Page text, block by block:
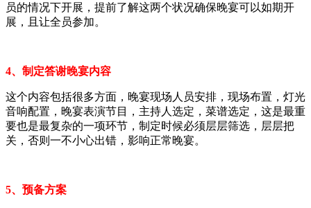
员的情况下开展，提前了解这两个状况确保晚宴可以如期开
展，且让全员参加。
4、制定答谢晚宴内容
这个内容包括很多方面，晚宴现场人员安排，现场布置，灯光
音响配置，晚宴表演节目，主持人选定，菜谱选定，这是最重
要也是最复杂的一项环节，制定时候必须层层筛选，层层把
关，否则一不小心出错，影响正常晚宴。
5、预备方案